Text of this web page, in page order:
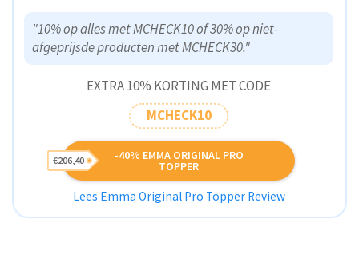
"10% op alles met MCHECK10 of 30% op niet-
afgeprijsde producten met MCHECK30."
EXTRA 10% KORTING MET CODE
MCHECK10
-40% EMMA ORIGINAL PRO
TOPPER
€206,40
Lees Emma Original Pro Topper Review